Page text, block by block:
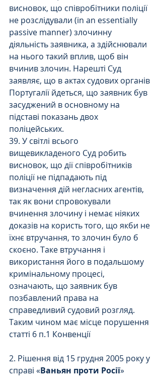
висновок, що співробітники поліції
не розслідували (in an essentially
passive manner) злочинну
діяльність заявника, а здійснювали
на нього такий вплив, щоб він
вчинив злочин. Нарешті Суд
заявляє, що в актах судових органів
Португалії йдеться, що заявник був
засуджений в основному на
підставі показань двох
поліцейських.
39. У світлі всього
вищевикладеного Суд робить
висновок, що дії співробітників
поліції не підпадають під
визначення дій негласних агентів,
так як вони спровокували
вчинення злочину і немає ніяких
доказів на користь того, що якби не
їхнє втручання, то злочин було б
скоєно. Таке втручання і
використання його в подальшому
кримінальному процесі,
означають, що заявник був
позбавлений права на
справедливий судовий розгляд.
Таким чином має місце порушення
статті 6 п.1 Конвенції
2. Рішення від 15 грудня 2005 року у
справі «Ваньян проти Росії»